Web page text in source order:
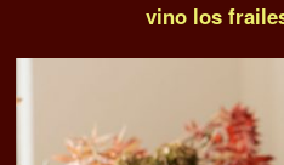
vino los